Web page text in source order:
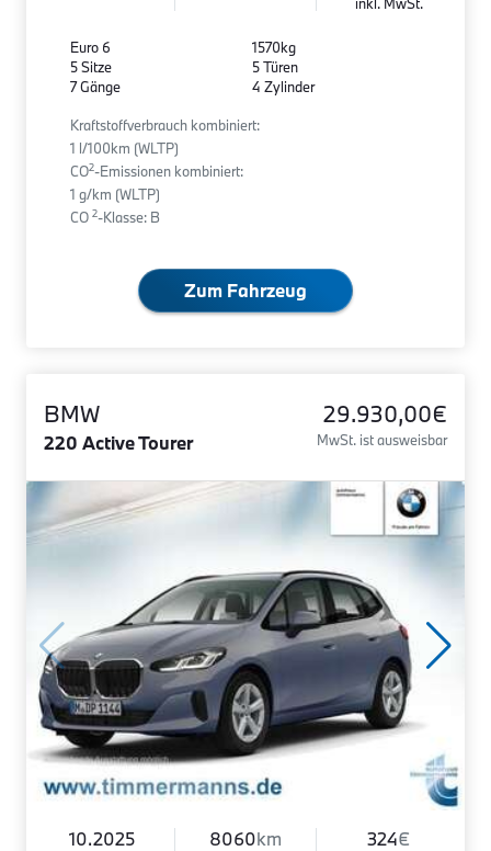
Euro 6
5 Sitze
7 Gänge
1570kg
5 Türen
4 Zylinder
Kraftstoffverbrauch kombiniert:
1 l/100km (WLTP)
CO2-Emissionen kombiniert:
1 g/km (WLTP)
CO 2-Klasse: B
Zum Fahrzeug
BMW
220 Active Tourer
29.930,00€
MwSt. ist ausweisbar
10.2025 8060km 324€